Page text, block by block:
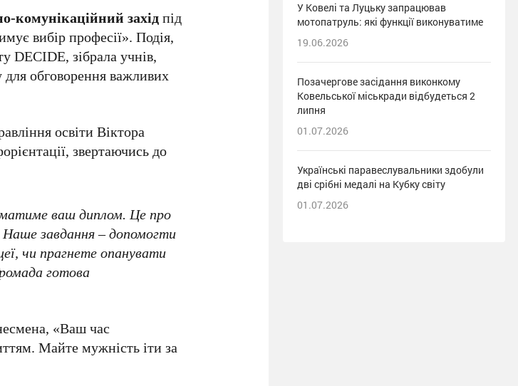
комунікаційний західпід
вибір професії». Подія,
DECIDE, зібрала учнів,
для обговорення важливих
освіти Віктора
звертаючись до
матиме ваш диплом. Це про
завдання – допомогти
чи прагнете опанувати
готова
«Ваш час
Майте мужність іти за
У Ковелі та Луцьку запрацював
мотопатруль: які функції виконуватиме
19.06.2026
Позачергове засідання виконкому
Ковельської міськради відбудеться 2
липня
01.07.2026
Українські паравеслувальники здобули
дві срібні медалі на Кубку світу
01.07.2026